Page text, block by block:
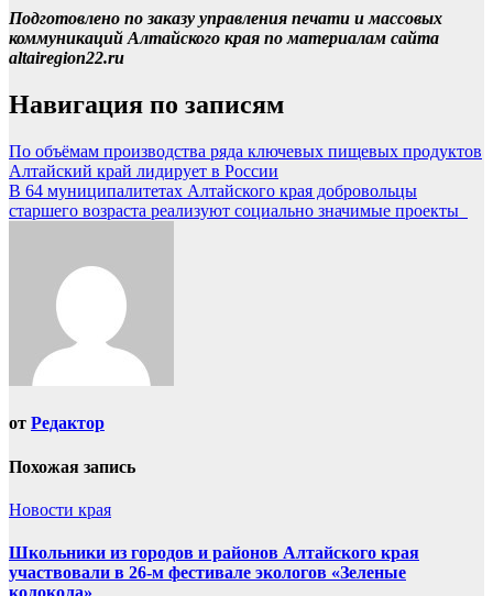
Подготовлено по заказу управления печати и массовых
коммуникаций Алтайского края по материалам сайта
altairegion22.ru
Навигация по записям
По объёмам производства ряда ключевых пищевых продуктов
Алтайский край лидирует в России
В 64 муниципалитетах Алтайского края добровольцы
старшего возраста реализуют социально значимые проекты
от Редактор
Похожая запись
Новости края
Школьники из городов и районов Алтайского края
участвовали в 26-м фестивале экологов «Зеленые